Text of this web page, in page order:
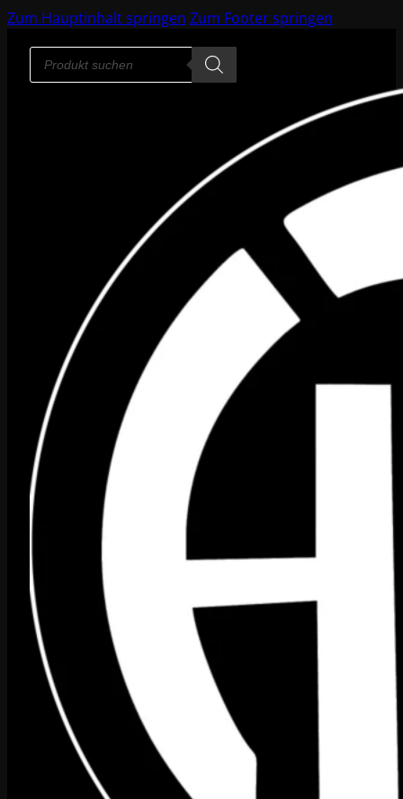
Zum Hauptinhalt springen Zum Footer springen
Products
search